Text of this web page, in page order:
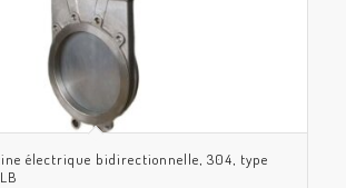
électrique bidirectionnelle, 304, type